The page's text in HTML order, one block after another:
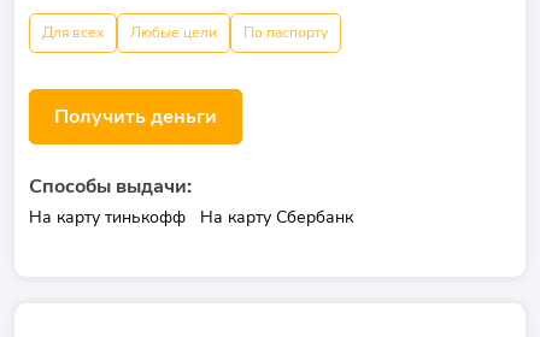
Для всех Любые цели По паспорту
Получить деньги
Способы выдачи:
На карту тинькофф На карту Сбербанк